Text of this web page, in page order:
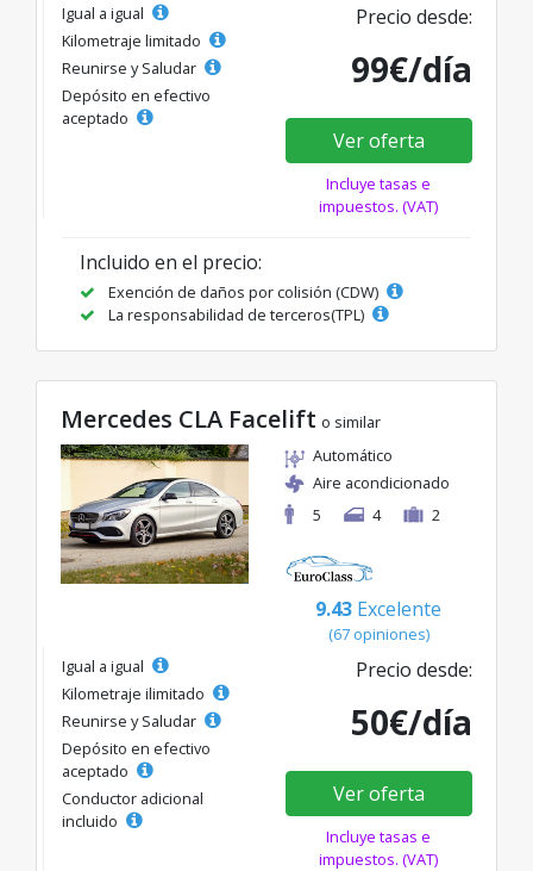
Igual a igual
Kilometraje limitado
Reunirse y Saludar
Depósito en efectivo
aceptado
Precio desde:
99€/día
Ver oferta
Incluye tasas e
impuestos. (VAT)
Incluido en el precio:
Exención de daños por colisión (CDW)
La responsabilidad de terceros(TPL)
Mercedes CLA Facelift o similar
Automático
Aire acondicionado
5
4 2
9.43 Excelente
(67 opiniones)
Igual a igual
Kilometraje ilimitado
Reunirse y Saludar
Depósito en efectivo
aceptado
Conductor adicional
incluido
Precio desde:
50€/día
Ver oferta
Incluye tasas e
impuestos. (VAT)